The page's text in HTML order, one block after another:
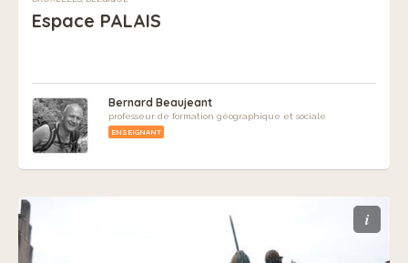
Espace PALAIS
Bernard Beaujeant
professeur de formation géographique et sociale
ENSEIGNANT
i